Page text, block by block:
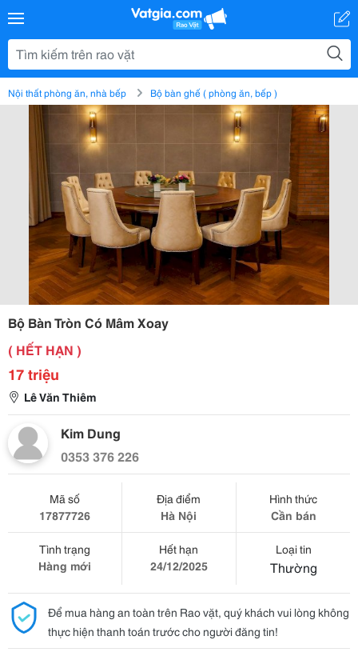
Nội thất phòng ăn, nhà bếp Bộ bàn ghế ( phòng ăn, bếp )
Bộ Bàn Tròn Có Mâm Xoay
( HẾT HẠN )
17 triệu
Lê Văn Thiêm
Kim Dung
0353 376 226
Mã số
17877726
Địa điểm
Hà Nội
Hình thức
Cần bán
Tình trạng
Hàng mới
Hết hạn
24/12/2025
Loại tin
Thường
Để mua hàng an toàn trên Rao vặt, quý khách vui lòng không
thực hiện thanh toán trước cho người đăng tin!